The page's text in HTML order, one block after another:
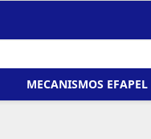
MECANISMOS EFAPEL